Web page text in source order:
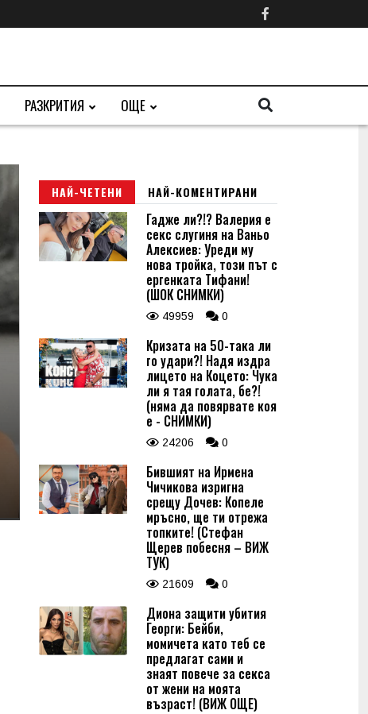
РАЗКРИТИЯ ОЩЕ
НАЙ-ЧЕТЕНИ НАЙ-КОМЕНТИРАНИ
Гадже ли?!? Валерия е
секс слугиня на Ваньо
Алексиев: Уреди му
нова тройка, този път с
ергенката Тифани!
(ШОК СНИМКИ)
49959 0
Кризата на 50-така ли
го удари?! Надя издра
лицето на Коцето: Чука
ли я тая голата, бе?!
(няма да повярвате коя
е - СНИМКИ)
24206 0
Бившият на Ирмена
Чичикова изригна
срещу Дочев: Копеле
мръсно, ще ти отрежа
топките! (Стефан
Щерев побесня – ВИЖ
ТУК)
21609 0
Диона защити убития
Георги: Бейби,
момичета като теб се
предлагат сами и
знаят повече за секса
от жени на моята
възраст! (ВИЖ ОЩЕ)